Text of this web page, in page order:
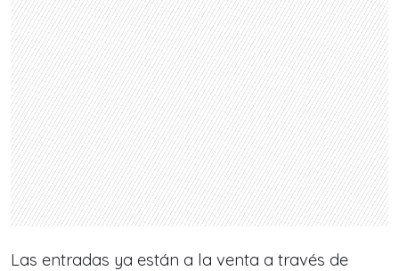
Las entradas ya están a la venta a través de